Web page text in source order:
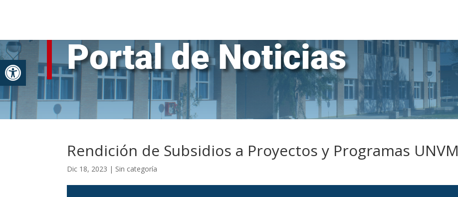
Abrir barra de herramientasPortal de Noticias
Rendición de Subsidios a Proyectos y Programas UNVM
Dic 18, 2023 | Sin categoría